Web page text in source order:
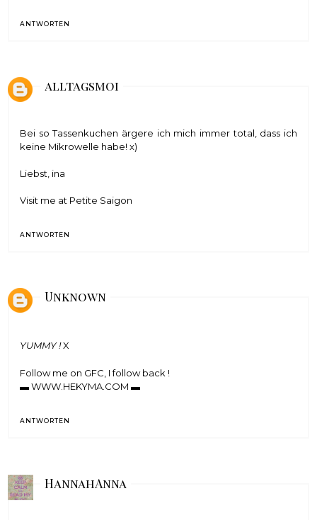
ANTWORTEN
alltagsmoi
Bei so Tassenkuchen ärgere ich mich immer total, dass ich
keine Mikrowelle habe! x)
Liebst, ina
Visit me at Petite Saigon
ANTWORTEN
Unknown
YUMMY !X
Follow me on GFC, I follow back !
▬WWW.HEKYMA.COM ▬
ANTWORTEN
HannahAnna